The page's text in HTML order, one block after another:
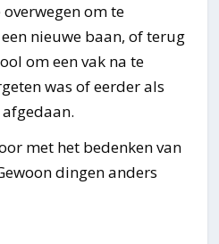
om te
nieuwe baan, of terug
om een vak na te
was of eerder als
met het bedenken van
dingen anders